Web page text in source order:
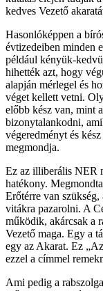
kedves Vezető
Hasonlóképpen a
évtizedeiben minden
például kényük-
hihették azt, hogy
alapján mérlegel és
véget kellett vetni.
előbb kész van, mint
bizonytalankodni,
végeredményt és
megmondja.
Ez az illiberális NER
hatékony.
Erőtérre van
vitákra pazarolni. A
működik, akárcsak a
Vezető maga. Egy a
egy az Akarat. Ez
ezzel a címmel
Ami pedig a